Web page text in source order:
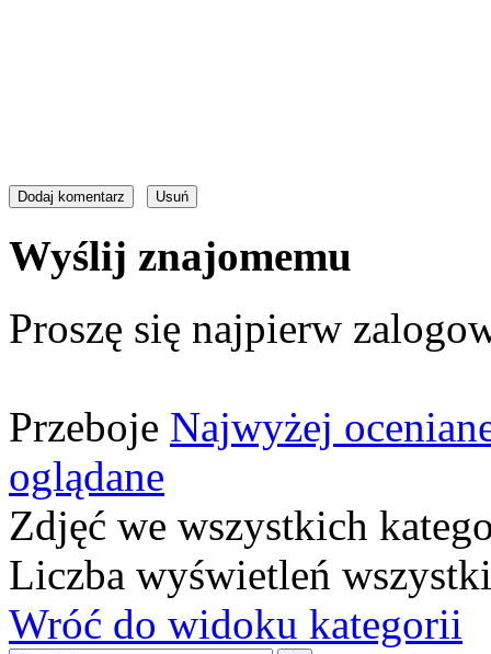
Wyślij znajomemu
Proszę się najpierw
Przeboje Najwyżej
oglądane
Zdjęć we wszystkich
Liczba wyświetleń
Wróć do widoku kategorii